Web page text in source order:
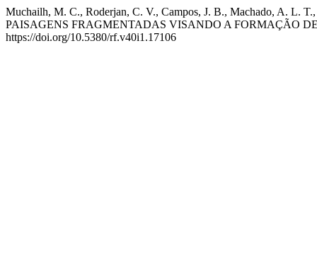
Muchailh, M. C., Roderjan, C. V., Campos, J. B., Machado, A.
PAISAGENS FRAGMENTADAS VISANDO A FORMAÇÃO
https://doi.org/10.5380/rf.v40i1.17106